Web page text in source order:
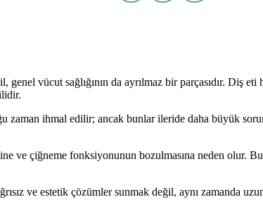
vücut sağlığının da ayrılmaz bir parçasıdır. Diş
zaman ihmal edilir; ancak bunlar ileride daha büyük
ve çiğneme fonksiyonunun bozulmasına neden olur.
ve estetik çözümler sunmak değil, aynı zamanda